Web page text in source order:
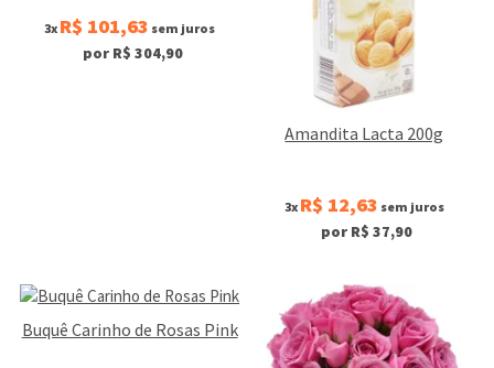
3x R$ 101,63 sem juros
por R$ 304,90
Amandita Lacta 200g
3x R$ 12,63 sem juros
por R$ 37,90
Buquê Carinho de Rosas Pink